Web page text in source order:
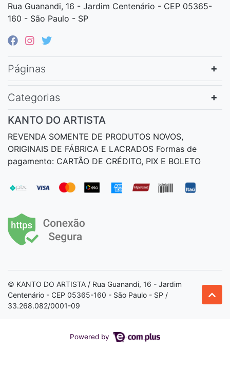
Rua Guanandi, 16 - Jardim Centenário - CEP 05365-
160 - São Paulo - SP
Páginas
Categorias
KANTO DO ARTISTA
REVENDA SOMENTE DE PRODUTOS NOVOS,
ORIGINAIS DE FÁBRICA E LACRADOS Formas de
pagamento: CARTÃO DE CRÉDITO, PIX E BOLETO
© KANTO DO ARTISTA / Rua Guanandi, 16 - Jardim
Centenário - CEP 05365-160 - São Paulo - SP /
33.268.082/0001-09
Powered by